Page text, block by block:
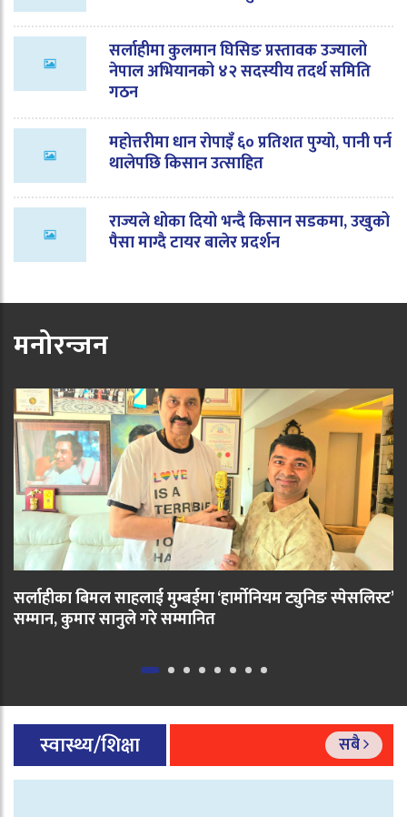
सर्लाहीमा कुलमान घिसिङ प्रस्तावक उज्यालो
नेपाल अभियानको ४२ सदस्यीय तदर्थ समिति
गठन
महोत्तरीमा धान रोपाइँ ६० प्रतिशत पुग्यो, पानी पर्न
थालेपछि किसान उत्साहित
राज्यले धोका दियो भन्दै किसान सडकमा, उखुको
पैसा माग्दै टायर बालेर प्रदर्शन
मनोरन्जन
सर्लाहीका बिमल साहलाई मुम्बईमा ‘हार्मोनियम ट्युनिङ स्पेसलिस्ट’
सम्मान, कुमार सानुले गरे सम्मानित
स्वास्थ्य/शिक्षा सबै